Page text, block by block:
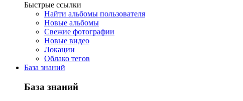
Быстрые ссылки
Найти альбомы пользователя
Новые альбомы
Свежие фотографии
Новые видео
Локации
Облако тегов
База знаний
База знаний